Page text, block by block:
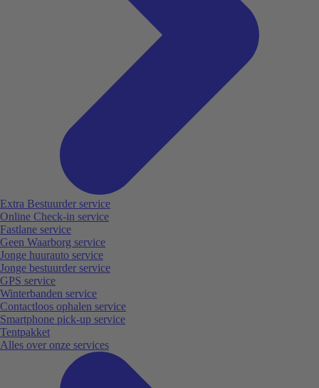
Extra Bestuurder service
Online Check-in service
Fastlane service
Geen Waarborg service
Jonge huurauto service
Jonge bestuurder service
GPS service
Winterbanden service
Contactloos ophalen service
Smartphone pick-up service
Tentpakket
Alles over onze services